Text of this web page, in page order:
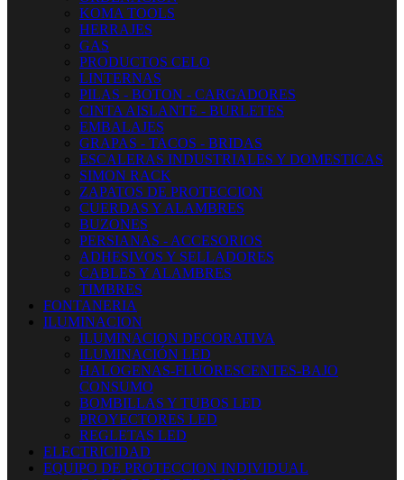
KOMA TOOLS
HERRAJES
GAS
PRODUCTOS CELO
LINTERNAS
PILAS - BOTON - CARGADORES
CINTA AISLANTE - BURLETES
EMBALAJES
GRAPAS - TACOS - BRIDAS
ESCALERAS INDUSTRIALES Y DOMESTICAS
SIMON RACK
ZAPATOS DE PROTECCION
CUERDAS Y ALAMBRES
BUZONES
PERSIANAS - ACCESORIOS
ADHESIVOS Y SELLADORES
CABLES Y ALAMBRES
TIMBRES
FONTANERIA
ILUMINACION
ILUMINACION DECORATIVA
ILUMINACIÓN LED
HALOGENAS-FLUORESCENTES-BAJO
CONSUMO
BOMBILLAS Y TUBOS LED
PROYECTORES LED
REGLETAS LED
ELECTRICIDAD
EQUIPO DE PROTECCION INDIVIDUAL